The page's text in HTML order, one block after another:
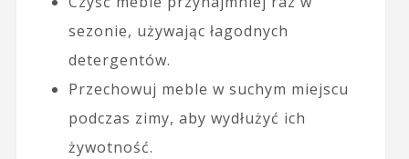
sezonie, używając łagodnych
detergentów.
Przechowuj meble w suchym miejscu
podczas zimy, aby wydłużyć ich
żywotność.